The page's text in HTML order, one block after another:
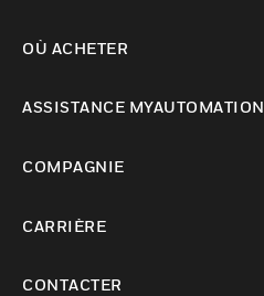
OÙ ACHETER
ASSISTANCE MYAUTOMATION
COMPAGNIE
CARRIÈRE
CONTACTER